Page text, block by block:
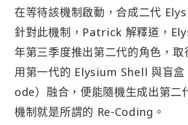
在等待該機制啟動，合成二代
針對此機制，Patrick 解釋道，
年第三季度推出第二代的角色，取
用第一代的 Elysium Shell 與盲
ode）融合，便能隨機生成出第二
機制就是所謂的 Re-Coding。